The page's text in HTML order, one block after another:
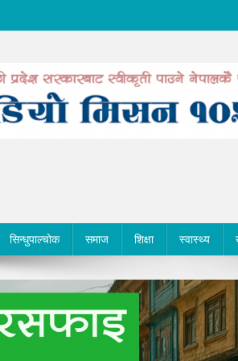
सिन्धुपाल्चोक समाज शिक्षा स्वास्थ्य